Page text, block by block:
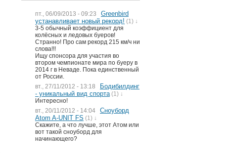
пт., 06/09/2013 - 09:23
Greenbird
устанавливает новый рекорд! (1) ↓
3-5 обычный коэффициент для
колёсных и ледовых буеров!
Странно! Про сам рекорд 215 км/ч ни
слова!!!
Ищу спонсора для участия во
втором чемпионате мира по буеру в
2014 г в Неваде. Пока единственный
от России.
вт., 27/11/2012 - 13:18
Бодибилдинг
- уникальный вид спорта (1) ↓
Интересно!
вт., 20/11/2012 - 14:04
Сноуборд
Atom A-UNIT FS (1) ↓
Скажите, а что лучше, этот Атом или
вот такой сноуборд для
начинающего?